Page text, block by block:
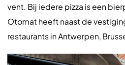
vent. Bij iedere pizza is een
Otomat heeft naast de
restaurants in Antwerpen,